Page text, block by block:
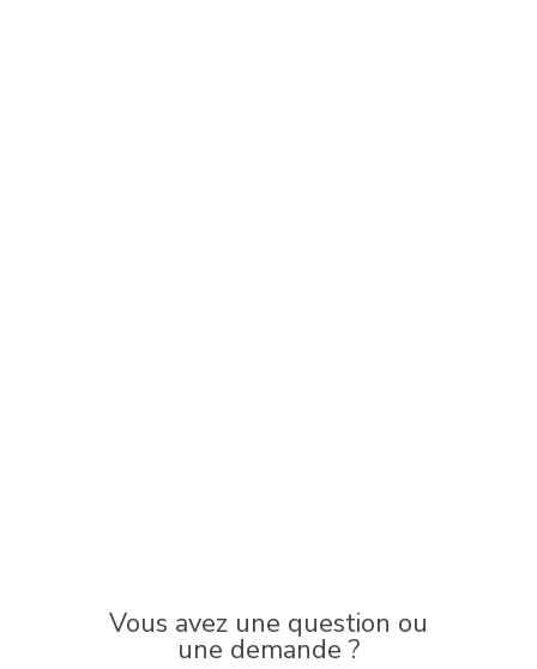
Vous avez une question ou
une demande ?